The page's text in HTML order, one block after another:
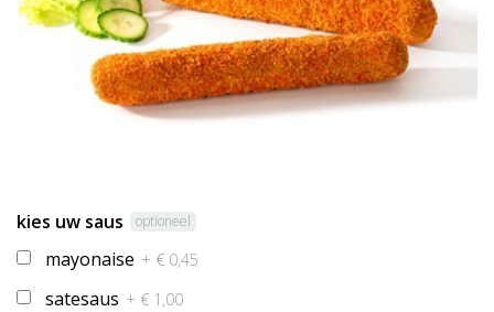
kies uw saus optioneel
mayonaise + € 0,45
satesaus + € 1,00